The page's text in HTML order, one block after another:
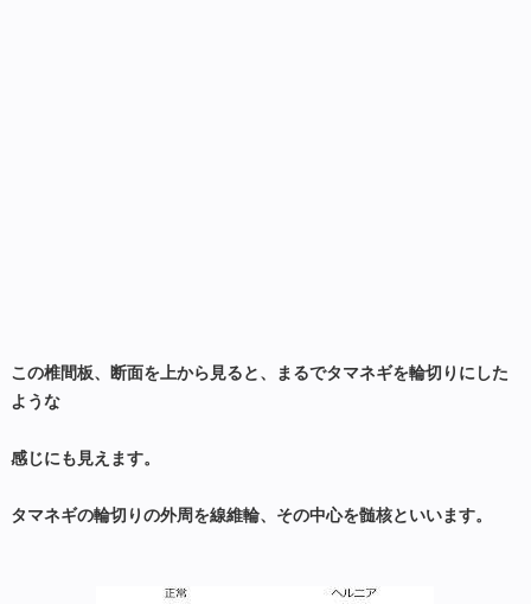
この椎間板、断面を上から見ると、まるでタマネギを輪切りにした
ような
感じにも見えます。
タマネギの輪切りの外周を線維輪、その中心を髄核といいます。